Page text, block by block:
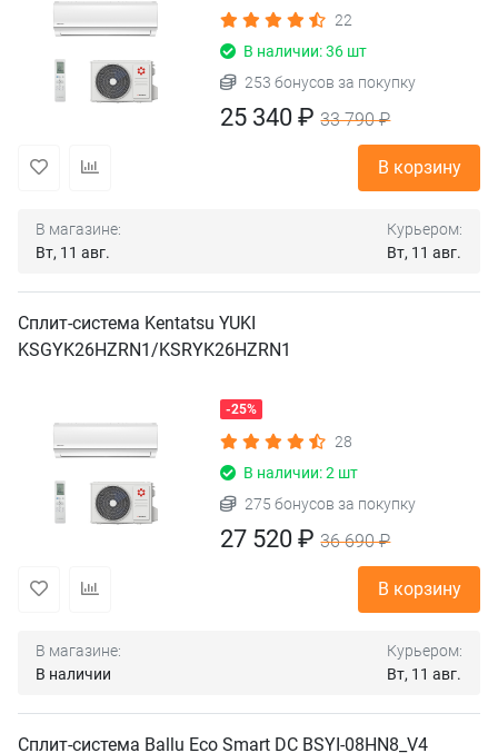
22
В наличии: 36 шт
253 бонусов за покупку
25 340 ₽33 790 ₽
В корзину
В магазине:
Вт, 11 авг.
Курьером:
Вт, 11 авг.
Сплит-система Kentatsu YUKI
KSGYK26HZRN1/KSRYK26HZRN1
-25%
28
В наличии: 2 шт
275 бонусов за покупку
27 520 ₽36 690 ₽
В корзину
В магазине:
В наличии
Курьером:
Вт, 11 авг.
Сплит-система Ballu Eco Smart DC BSYI-08HN8_V4